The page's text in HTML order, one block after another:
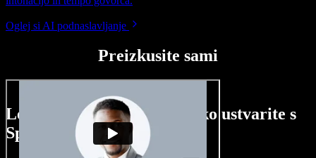
Oglej si AI podnaslavljanje
Preizkusite sami
Le nekaj primerov, kaj lahko ustvarite s
Speechify Studio.